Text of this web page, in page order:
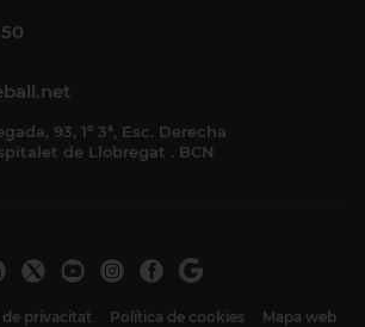
93, 1º 3ª, Esc. Derecha
de Llobregat . BCN
privacitat Política de cookies Mapa web